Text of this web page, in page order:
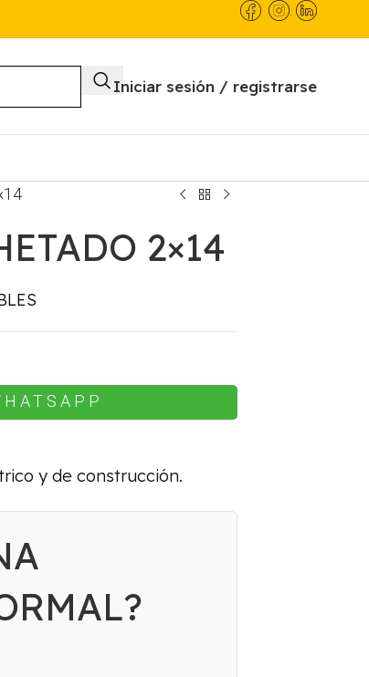
.
Iniciar sesión / registrarse
2×14
y de construcción.